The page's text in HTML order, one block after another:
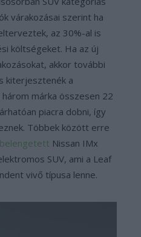
várakozásai szerint ha
az 30%-al is
költségeket. Ha az új
akkor további
kiterjesztenék a
márka összesen 22
piacra dobni, így
Többek között erre
Nissan IMx
SUV, ami a Leaf
vivő típusa lenne.